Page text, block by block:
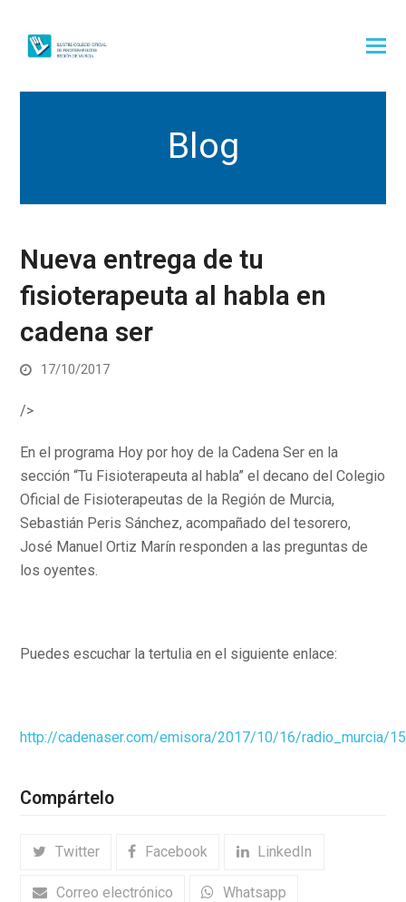
Blog
Nueva entrega de tu
fisioterapeuta al habla en
cadena ser
17/10/2017
/>
En el programa Hoy por hoy de la Cadena Ser en la
sección “Tu Fisioterapeuta al habla” el decano del Colegio
Oficial de Fisioterapeutas de la Región de Murcia,
Sebastián Peris Sánchez, acompañado del tesorero,
José Manuel Ortiz Marín responden a las preguntas de
los oyentes.
Puedes escuchar la tertulia en el siguiente enlace:
http://cadenaser.com/emisora/2017/10/16/radio_murcia/
Compártelo
Twitter Facebook LinkedIn
Correo electrónico Whatsapp